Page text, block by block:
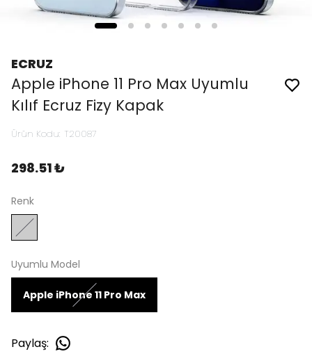
ECRUZ
Apple iPhone 11 Pro Max Uyumlu
Kılıf Ecruz Fizy Kapak
Ürün Kodu: T20087
298.51 ₺
Renk
Uyumlu Model
Apple iPhone 11 Pro Max
Paylaş: